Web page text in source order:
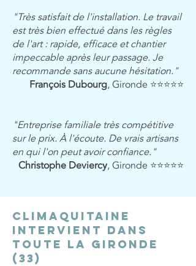
"Très satisfait de l'installation. Le travail
est très bien effectué dans les règles
de l'art : rapide, efficace et chantier
impeccable après leur passage. Je
recommande sans aucune hésitation."
François Dubourg, Gironde ⭐⭐⭐⭐⭐
"Entreprise familiale très compétitive
sur le prix. À l'écoute. De vrais artisans
en qui l'on peut avoir confiance."
Christophe Deviercy, Gironde ⭐⭐⭐⭐⭐
ClimAquitaine
intervient dans
toute la Gironde
(33)